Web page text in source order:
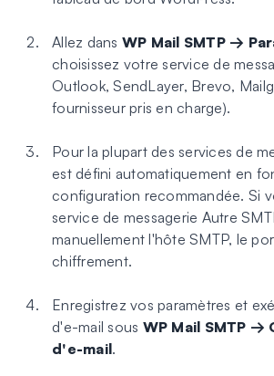
Allez dans WP Mail SMTP →
choisissez votre service de
Outlook, SendLayer, Brevo,
fournisseur pris en charge).
Pour la plupart des services de
est défini automatiquement en
configuration recommandée. Si
service de messagerie Autre
manuellement l'hôte SMTP, le
chiffrement.
Enregistrez vos paramètres et
d'e-mail sous WP Mail SMTP →
d'e-mail.